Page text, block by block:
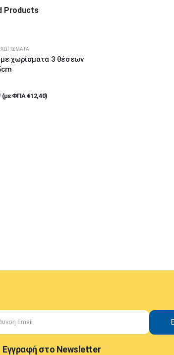
Products
ΧΩΡΊΣΜΑΤΑ
χωρίσματα 3 θέσεων
(με ΦΠΑ €12,40)
Εγγραφή στο Newsletter